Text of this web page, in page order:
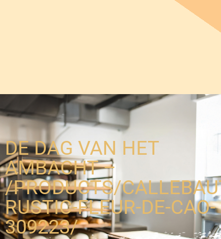
DE DAG VAN HET
AMBACHT –
/PRODUCTS/
RUSTIC-FLEUR-DE-CAO-
309223/